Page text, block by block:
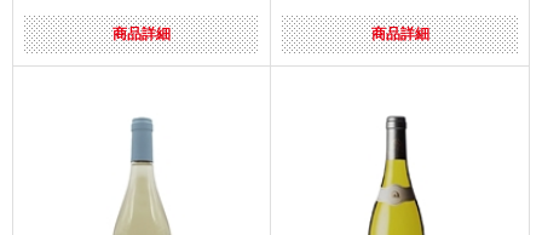
商品詳細 商品詳細